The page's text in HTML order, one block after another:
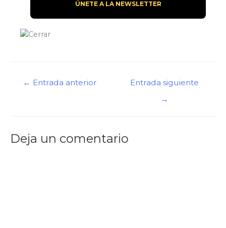
← Entrada anterior
Entrada siguiente
→
Deja un comentario